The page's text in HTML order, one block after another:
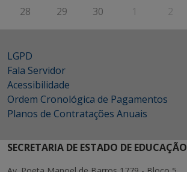
28 29 30 1 2
LGPD
Fala Servidor
Acessibilidade
Ordem Cronológica de Pagamentos
Planos de Contratações Anuais
SECRETARIA DE ESTADO DE EDUCAÇÃO